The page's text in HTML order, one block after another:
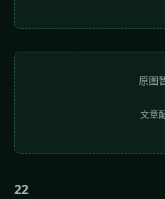
原图
文章
22